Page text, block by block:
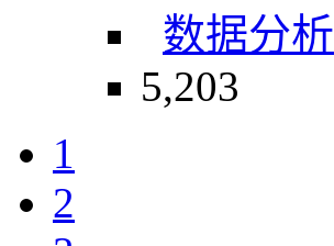
数据分析
5,203
1
2